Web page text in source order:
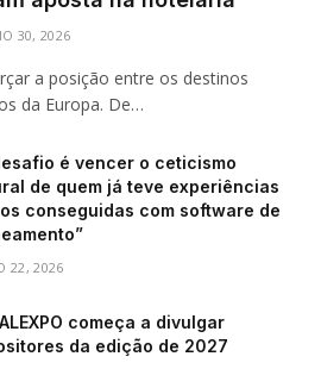
30, 2026
a posição entre os destinos
da Europa. De…
é vencer o ceticismo
de quem já teve experiências
conseguidas com software de
22, 2026
começa a divulgar
da edição de 2027